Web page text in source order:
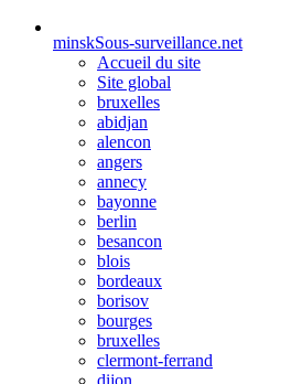
minskSous-surveillance.net
Accueil du site
Site global
bruxelles
abidjan
alencon
angers
annecy
bayonne
berlin
besancon
blois
bordeaux
borisov
bourges
bruxelles
clermont-ferrand
dijon